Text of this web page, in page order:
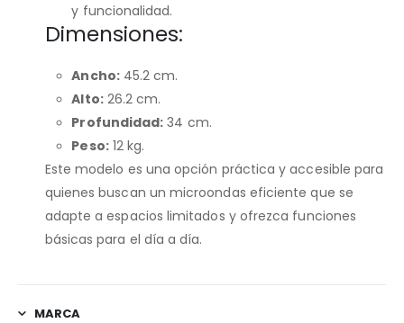
y funcionalidad.
Dimensiones:
Ancho: 45.2 cm.
Alto: 26.2 cm​.
Profundidad: 34 cm.
Peso: 12 kg.
Este modelo es una opción práctica y accesible para
quienes buscan un microondas eficiente que se
adapte a espacios limitados y ofrezca funciones
básicas para el día a día.
MARCA